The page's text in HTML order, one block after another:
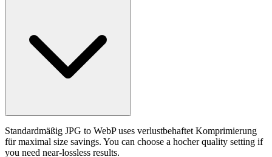
Standardmäßig JPG to WebP uses verlustbehaftet Komprimierung
für maximal size savings. You can choose a hocher quality setting if
you need near-lossless results.